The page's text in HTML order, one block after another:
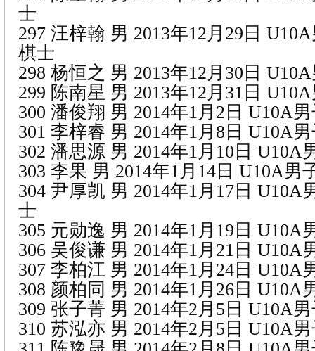
士
297 汪梓翰 男 2013年12月29日
棋士
298 杨恒之 男 2013年12月30日
299 陈南星 男 2013年12月31日
300 潘俊翔 男 2014年1月2日 U10A
301 李梓睿 男 2014年1月8日 U10A
302 潘思源 男 2014年1月10日 U10A
303 李果 男 2014年1月14日 U10A男
304 尹厚凯 男 2014年1月17日 U10A
士
305 元勋逸 男 2014年1月19日 U10A
306 吴俊谦 男 2014年1月21日 U10A
307 李柏江 男 2014年1月24日 U10A
308 颜柏同 男 2014年1月26日 U10A
309 张子菁 男 2014年2月5日 U10A
310 苏泓亦 男 2014年2月5日 U10A